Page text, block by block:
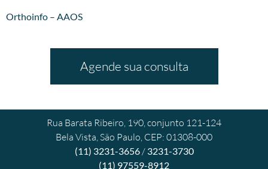
Orthoinfo – AAOS
Agende sua consulta
Rua Barata Ribeiro, 190, conjunto 121-124
Bela Vista, São Paulo, CEP: 01308-000
(11) 3231-3656/ 3231-3730
(11) 97559-8912